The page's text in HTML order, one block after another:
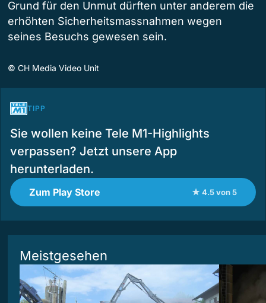
Grund für den Unmut dürften unter anderem die
erhöhten Sicherheitsmassnahmen wegen
seines Besuchs gewesen sein.
© CH Media Video Unit
TIPP
Sie wollen keine Tele M1-Highlights
verpassen? Jetzt unsere App
herunterladen.
Zum Play Store ★ 4.5 von 5
Meistgesehen